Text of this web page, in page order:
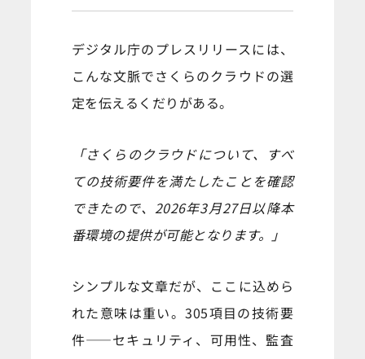
デジタル庁のプレスリリースには、
こんな文脈でさくらのクラウドの選
定を伝えるくだりがある。
「さくらのクラウドについて、すべ
ての技術要件を満たしたことを確認
できたので、2026年3月27日以降本
番環境の提供が可能となります。」
シンプルな文章だが、ここに込めら
れた意味は重い。305項目の技術要
件——セキュリティ、可用性、監査